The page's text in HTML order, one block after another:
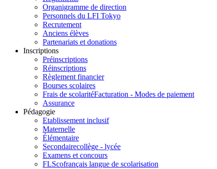
Organigramme de direction
Personnels du LFI Tokyo
Recrutement
Anciens élèves
Partenariats et donations
Inscriptions
Préinscriptions
Réinscriptions
Règlement financier
Bourses scolaires
Frais de scolaritéFacturation - Modes de paiement
Assurance
Pédagogie
Etablissement inclusif
Maternelle
Élémentaire
Secondairecollège - lycée
Examens et concours
FLScofrançais langue de scolarisation